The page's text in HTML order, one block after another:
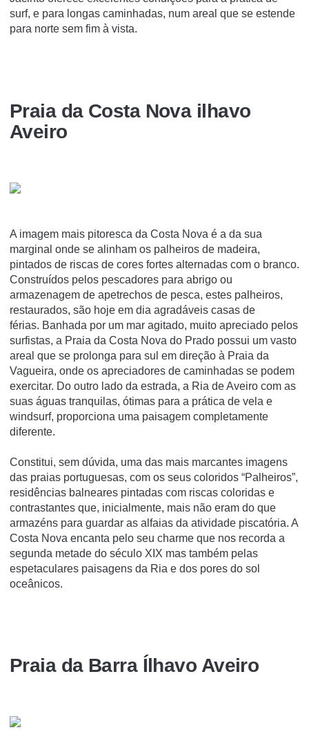
surf, e para longas caminhadas, num areal que se estende
para norte sem fim à vista.
Praia da Costa Nova ilhavo
Aveiro
A imagem mais pitoresca da Costa Nova é a da sua
marginal onde se alinham os palheiros de madeira,
pintados de riscas de cores fortes alternadas com o branco.
Construídos pelos pescadores para abrigo ou
armazenagem de apetrechos de pesca, estes palheiros,
restaurados, são hoje em dia agradáveis casas de
férias. Banhada por um mar agitado, muito apreciado pelos
surfistas, a Praia da Costa Nova do Prado possui um vasto
areal que se prolonga para sul em direção à Praia da
Vagueira, onde os apreciadores de caminhadas se podem
exercitar. Do outro lado da estrada, a Ria de Aveiro com as
suas águas tranquilas, ótimas para a prática de vela e
windsurf, proporciona uma paisagem completamente
diferente.
Constitui, sem dúvida, uma das mais marcantes imagens
das praias portuguesas, com os seus coloridos “Palheiros”,
residências balneares pintadas com riscas coloridas e
contrastantes que, inicialmente, mais não eram do que
armazéns para guardar as alfaias da atividade piscatória. A
Costa Nova encanta pelo seu charme que nos recorda a
segunda metade do século XIX mas também pelas
espetaculares paisagens da Ria e dos pores do sol
oceânicos.
Praia da Barra Ílhavo Aveiro